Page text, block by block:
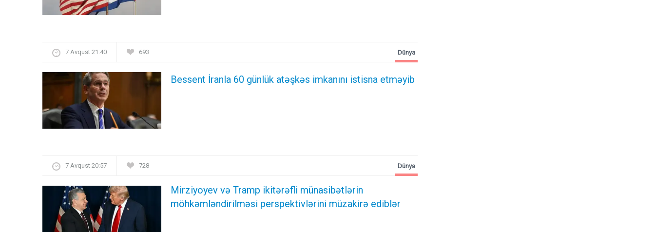
7 Avqust 21:40 693
Bessent İranla 60 günlük atəşkəs imkanını istisna etməyib
Dünya
7 Avqust 20:57 728
Mirziyoyev və Tramp ikitərəfli münasibətlərin
möhkəmləndirilməsi perspektivlərini müzakirə ediblər
Dünya